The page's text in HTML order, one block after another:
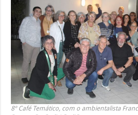
ciclones:
o
mundo
que
estamos
criando”
8º Café Temático, com o ambientalista